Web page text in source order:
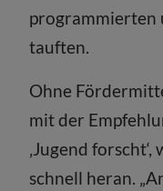
programmierten
tauften.
Ohne
mit der
‚Jugend
schnell heran.